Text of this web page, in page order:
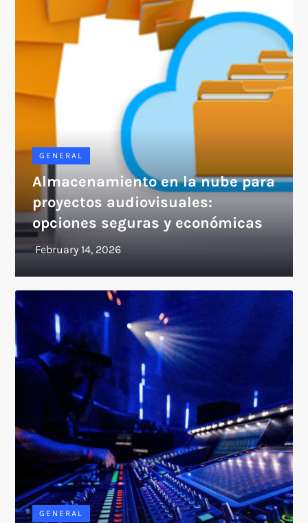
GENERAL
Almacenamiento en la nube para
proyectos audiovisuales:
opciones seguras y económicas
GENERAL